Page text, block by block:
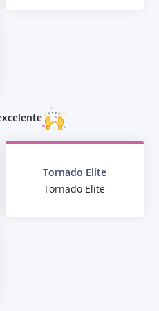
Tornado Elite
Tornado Elite